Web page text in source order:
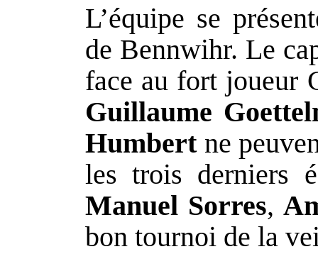
L’équipe se
de Bennwihr. Le
face au fort joueur
Guillaume
Humbertne
les trois derniers
Manuel Sorres,
bon tournoi de la